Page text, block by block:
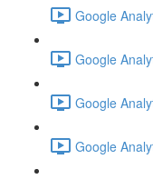
Google
Google
Google
Google